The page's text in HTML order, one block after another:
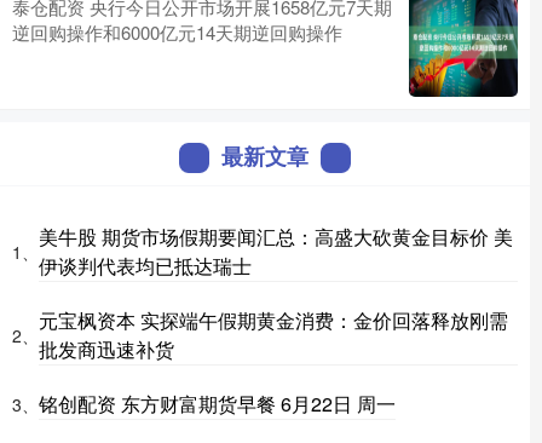
泰仓配资 央行今日公开市场开展1658亿元7天期
逆回购操作和6000亿元14天期逆回购操作
最新文章
1、
美牛股 期货市场假期要闻汇总：高盛大砍黄金目标价 美
伊谈判代表均已抵达瑞士
2、
元宝枫资本 实探端午假期黄金消费：金价回落释放刚需
批发商迅速补货
3、 铭创配资 东方财富期货早餐 6月22日 周一